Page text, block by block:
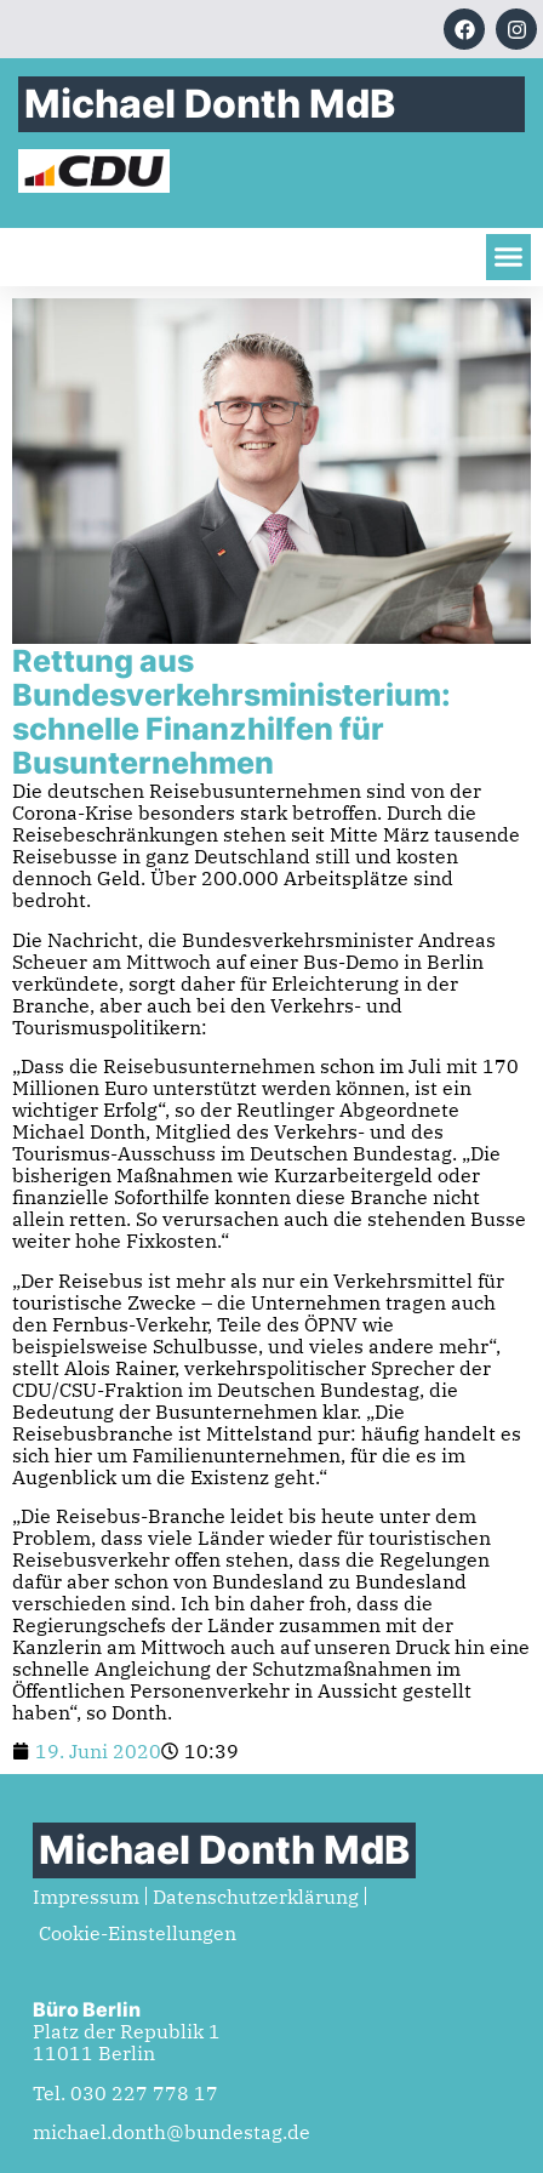
Michael Donth MdB
Rettung aus
Bundesverkehrsministerium:
schnelle Finanzhilfen für
Busunternehmen
Die deutschen Reisebusunternehmen sind von der
Corona-Krise besonders stark betroffen. Durch die
Reisebeschränkungen stehen seit Mitte März tausende
Reisebusse in ganz Deutschland still und kosten
dennoch Geld. Über 200.000 Arbeitsplätze sind
bedroht.
Die Nachricht, die Bundesverkehrsminister Andreas
Scheuer am Mittwoch auf einer Bus-Demo in Berlin
verkündete, sorgt daher für Erleichterung in der
Branche, aber auch bei den Verkehrs- und
Tourismuspolitikern:
„Dass die Reisebusunternehmen schon im Juli mit 170
Millionen Euro unterstützt werden können, ist ein
wichtiger Erfolg“, so der Reutlinger Abgeordnete
Michael Donth, Mitglied des Verkehrs- und des
Tourismus-Ausschuss im Deutschen Bundestag. „Die
bisherigen Maßnahmen wie Kurzarbeitergeld oder
finanzielle Soforthilfe konnten diese Branche nicht
allein retten. So verursachen auch die stehenden Busse
weiter hohe Fixkosten.“
„Der Reisebus ist mehr als nur ein Verkehrsmittel für
touristische Zwecke – die Unternehmen tragen auch
den Fernbus-Verkehr, Teile des ÖPNV wie
beispielsweise Schulbusse, und vieles andere mehr“,
stellt Alois Rainer, verkehrspolitischer Sprecher der
CDU/CSU-Fraktion im Deutschen Bundestag, die
Bedeutung der Busunternehmen klar. „Die
Reisebusbranche ist Mittelstand pur: häufig handelt es
sich hier um Familienunternehmen, für die es im
Augenblick um die Existenz geht.“
„Die Reisebus-Branche leidet bis heute unter dem
Problem, dass viele Länder wieder für touristischen
Reisebusverkehr offen stehen, dass die Regelungen
dafür aber schon von Bundesland zu Bundesland
verschieden sind. Ich bin daher froh, dass die
Regierungschefs der Länder zusammen mit der
Kanzlerin am Mittwoch auch auf unseren Druck hin eine
schnelle Angleichung der Schutzmaßnahmen im
Öffentlichen Personenverkehr in Aussicht gestellt
haben“, so Donth.
19. Juni 2020
10:39
Michael Donth MdB
Impressum
Datenschutzerklärung
Cookie-Einstellungen
Büro Berlin
Platz der Republik 1
11011 Berlin
Tel. 030 227 778 17
michael.donth@bundestag.de